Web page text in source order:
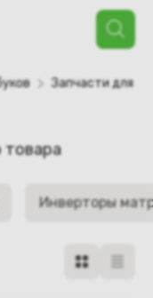
Поиск
товаров
Запчасти для
товара
Инверторы